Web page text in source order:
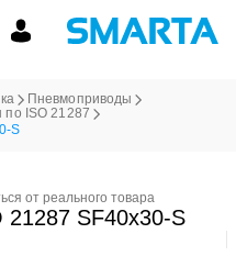
Пневмоприводы
ISO 21287
S
от реального товара
21287 SF40x30-S